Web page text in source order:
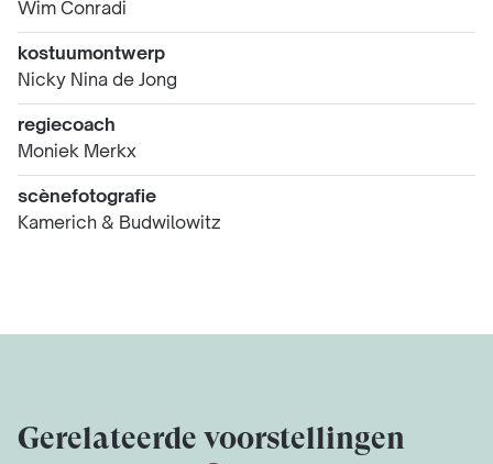
Wim Conradi
kostuumontwerp
Nicky Nina de Jong
regiecoach
Moniek Merkx
scènefotografie
Kamerich & Budwilowitz
Gerelateerde voorstellingen